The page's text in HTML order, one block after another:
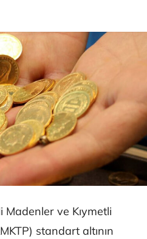
Madenler ve Kıymetli
standart altının